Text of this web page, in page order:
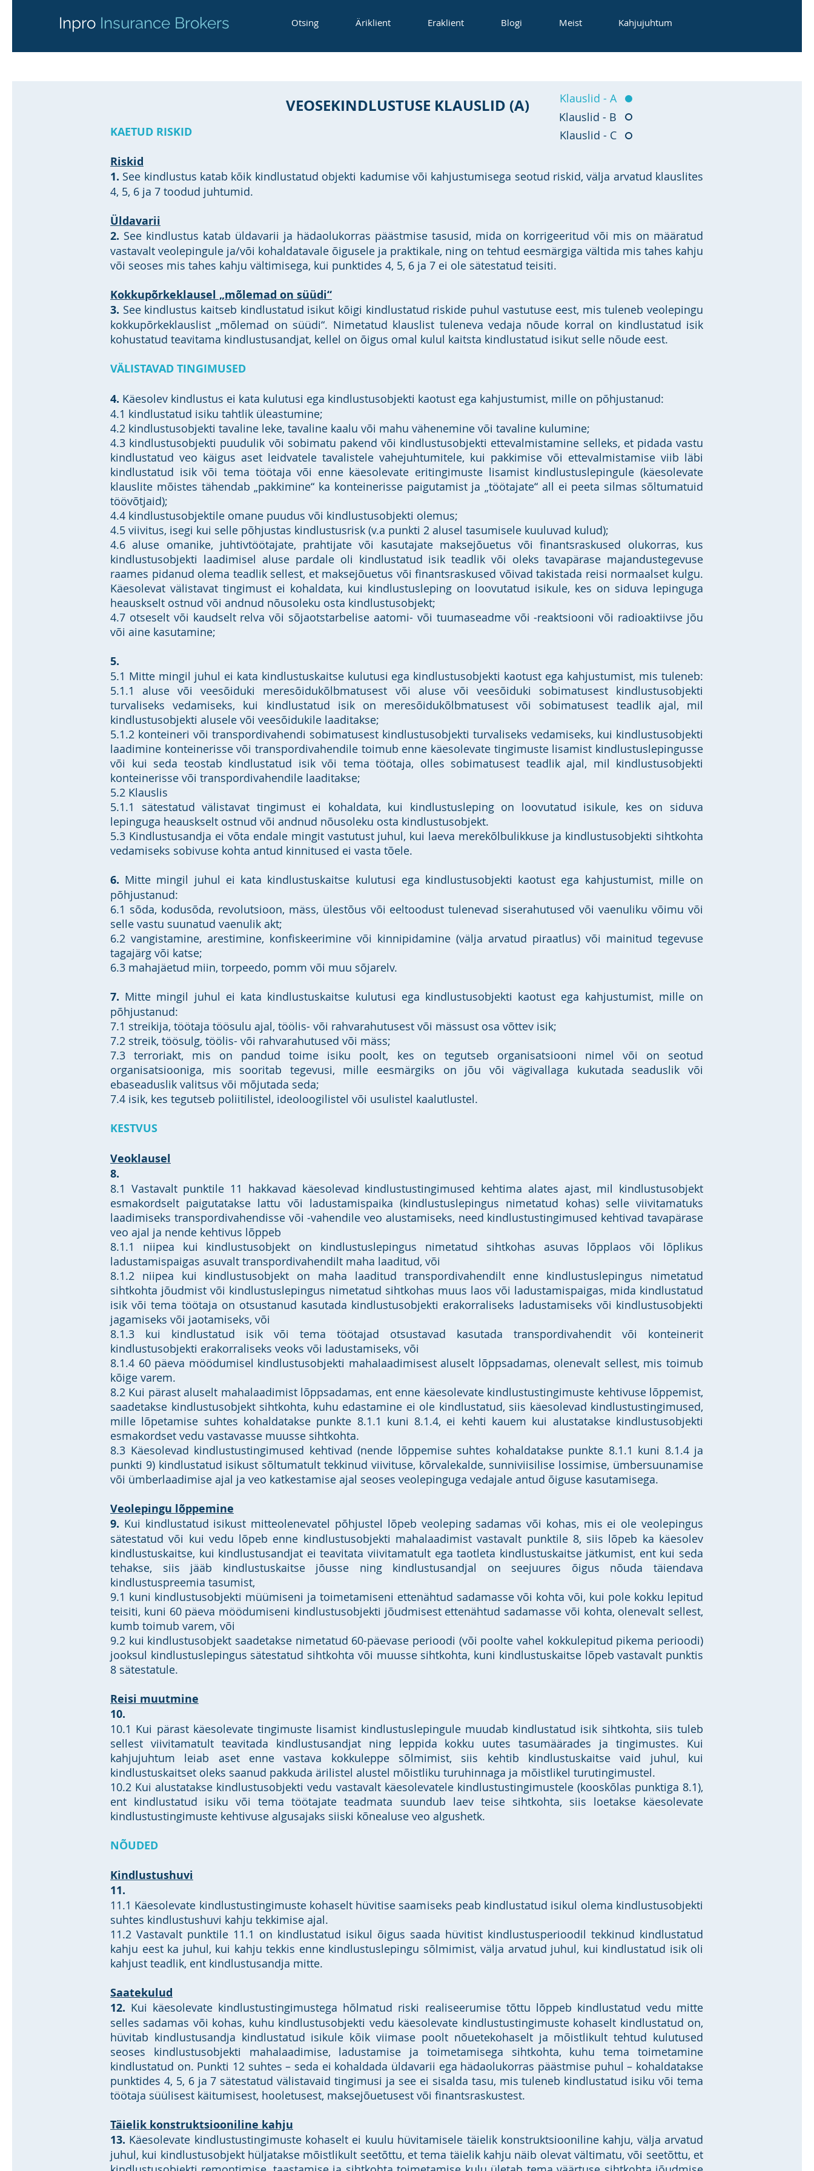
Inpro Insurance Brokers Otsing Äriklient Eraklient Blogi Meist Kahjujuhtum
Klauslid - A
Klauslid - B
Klauslid - C
VEOSEKINDLUSTUSE KLAUSLID (A)
KAETUD RISKID
Riskid
1. See kindlustus katab kõik kindlustatud objekti kadumise või kahjustumisega seotud riskid, välja arvatud klauslites
4, 5, 6 ja 7 toodud juhtumid.
Üldavarii
2. See kindlustus katab üldavarii ja hädaolukorras päästmise tasusid, mida on korrigeeritud või mis on määratud
vastavalt veolepingule ja/või kohaldatavale õigusele ja praktikale, ning on tehtud eesmärgiga vältida mis tahes kahju
või seoses mis tahes kahju vältimisega, kui punktides 4, 5, 6 ja 7 ei ole sätestatud teisiti.
Kokkupõrkeklausel „mõlemad on süüdi“
3. See kindlustus kaitseb kindlustatud isikut kõigi kindlustatud riskide puhul vastutuse eest, mis tuleneb veolepingu
kokkupõrkeklauslist „mõlemad on süüdi“. Nimetatud klauslist tuleneva vedaja nõude korral on kindlustatud isik
kohustatud teavitama kindlustusandjat, kellel on õigus omal kulul kaitsta kindlustatud isikut selle nõude eest.
VÄLISTAVAD TINGIMUSED
4. Käesolev kindlustus ei kata kulutusi ega kindlustusobjekti kaotust ega kahjustumist, mille on põhjustanud:
4.1 kindlustatud isiku tahtlik üleastumine;
4.2 kindlustusobjekti tavaline leke, tavaline kaalu või mahu vähenemine või tavaline kulumine;
4.3 kindlustusobjekti puudulik või sobimatu pakend või kindlustusobjekti ettevalmistamine selleks, et pidada vastu
kindlustatud veo käigus aset leidvatele tavalistele vahejuhtumitele, kui pakkimise või ettevalmistamise viib läbi
kindlustatud isik või tema töötaja või enne käesolevate eritingimuste lisamist kindlustuslepingule (käesolevate
klauslite mõistes tähendab „pakkimine“ ka konteinerisse paigutamist ja „töötajate“ all ei peeta silmas sõltumatuid
töövõtjaid);
4.4 kindlustusobjektile omane puudus või kindlustusobjekti olemus;
4.5 viivitus, isegi kui selle põhjustas kindlustusrisk (v.a punkti 2 alusel tasumisele kuuluvad kulud);
4.6 aluse omanike, juhtivtöötajate, prahtijate või kasutajate maksejõuetus või finantsraskused olukorras, kus
kindlustusobjekti laadimisel aluse pardale oli kindlustatud isik teadlik või oleks tavapärase majandustegevuse
raames pidanud olema teadlik sellest, et maksejõuetus või finantsraskused võivad takistada reisi normaalset kulgu.
Käesolevat välistavat tingimust ei kohaldata, kui kindlustusleping on loovutatud isikule, kes on siduva lepinguga
heauskselt ostnud või andnud nõusoleku osta kindlustusobjekt;
4.7 otseselt või kaudselt relva või sõjaotstarbelise aatomi- või tuumaseadme või -reaktsiooni või radioaktiivse jõu
või aine kasutamine;
5.
5.1 Mitte mingil juhul ei kata kindlustuskaitse kulutusi ega kindlustusobjekti kaotust ega kahjustumist, mis tuleneb:
5.1.1 aluse või veesõiduki meresõidukõlbmatusest või aluse või veesõiduki sobimatusest kindlustusobjekti
turvaliseks vedamiseks, kui kindlustatud isik on meresõidukõlbmatusest või sobimatusest teadlik ajal, mil
kindlustusobjekti alusele või veesõidukile laaditakse;
5.1.2 konteineri või transpordivahendi sobimatusest kindlustusobjekti turvaliseks vedamiseks, kui kindlustusobjekti
laadimine konteinerisse või transpordivahendile toimub enne käesolevate tingimuste lisamist kindlustuslepingusse
või kui seda teostab kindlustatud isik või tema töötaja, olles sobimatusest teadlik ajal, mil kindlustusobjekti
konteinerisse või transpordivahendile laaditakse;
5.2 Klauslis
5.1.1 sätestatud välistavat tingimust ei kohaldata, kui kindlustusleping on loovutatud isikule, kes on siduva
lepinguga heauskselt ostnud või andnud nõusoleku osta kindlustusobjekt.
5.3 Kindlustusandja ei võta endale mingit vastutust juhul, kui laeva merekõlbulikkuse ja kindlustusobjekti sihtkohta
vedamiseks sobivuse kohta antud kinnitused ei vasta tõele.
6. Mitte mingil juhul ei kata kindlustuskaitse kulutusi ega kindlustusobjekti kaotust ega kahjustumist, mille on
põhjustanud:
6.1 sõda, kodusõda, revolutsioon, mäss, ülestõus või eeltoodust tulenevad siserahutused või vaenuliku võimu või
selle vastu suunatud vaenulik akt;
6.2 vangistamine, arestimine, konfiskeerimine või kinnipidamine (välja arvatud piraatlus) või mainitud tegevuse
tagajärg või katse;
6.3 mahajäetud miin, torpeedo, pomm või muu sõjarelv.
7. Mitte mingil juhul ei kata kindlustuskaitse kulutusi ega kindlustusobjekti kaotust ega kahjustumist, mille on
põhjustanud:
7.1 streikija, töötaja töösulu ajal, töölis- või rahvarahutusest või mässust osa võttev isik;
7.2 streik, töösulg, töölis- või rahvarahutused või mäss;
7.3 terroriakt, mis on pandud toime isiku poolt, kes on tegutseb organisatsiooni nimel või on seotud
organisatsiooniga, mis sooritab tegevusi, mille eesmärgiks on jõu või vägivallaga kukutada seaduslik või
ebaseaduslik valitsus või mõjutada seda;
7.4 isik, kes tegutseb poliitilistel, ideoloogilistel või usulistel kaalutlustel.
KESTVUS
Veoklausel
8.
8.1 Vastavalt punktile 11 hakkavad käesolevad kindlustustingimused kehtima alates ajast, mil kindlustusobjekt
esmakordselt paigutatakse lattu või ladustamispaika (kindlustuslepingus nimetatud kohas) selle viivitamatuks
laadimiseks transpordivahendisse või -vahendile veo alustamiseks, need kindlustustingimused kehtivad tavapärase
veo ajal ja nende kehtivus lõppeb
8.1.1 niipea kui kindlustusobjekt on kindlustuslepingus nimetatud sihtkohas asuvas lõpplaos või lõplikus
ladustamispaigas asuvalt transpordivahendilt maha laaditud, või
8.1.2 niipea kui kindlustusobjekt on maha laaditud transpordivahendilt enne kindlustuslepingus nimetatud
sihtkohta jõudmist või kindlustuslepingus nimetatud sihtkohas muus laos või ladustamispaigas, mida kindlustatud
isik või tema töötaja on otsustanud kasutada kindlustusobjekti erakorraliseks ladustamiseks või kindlustusobjekti
jagamiseks või jaotamiseks, või
8.1.3 kui kindlustatud isik või tema töötajad otsustavad kasutada transpordivahendit või konteinerit
kindlustusobjekti erakorraliseks veoks või ladustamiseks, või
8.1.4 60 päeva möödumisel kindlustusobjekti mahalaadimisest aluselt lõppsadamas, olenevalt sellest, mis toimub
kõige varem.
8.2 Kui pärast aluselt mahalaadimist lõppsadamas, ent enne käesolevate kindlustustingimuste kehtivuse lõppemist,
saadetakse kindlustusobjekt sihtkohta, kuhu edastamine ei ole kindlustatud, siis käesolevad kindlustustingimused,
mille lõpetamise suhtes kohaldatakse punkte 8.1.1 kuni 8.1.4, ei kehti kauem kui alustatakse kindlustusobjekti
esmakordset vedu vastavasse muusse sihtkohta.
8.3 Käesolevad kindlustustingimused kehtivad (nende lõppemise suhtes kohaldatakse punkte 8.1.1 kuni 8.1.4 ja
punkti 9) kindlustatud isikust sõltumatult tekkinud viivituse, kõrvalekalde, sunniviisilise lossimise, ümbersuunamise
või ümberlaadimise ajal ja veo katkestamise ajal seoses veolepinguga vedajale antud õiguse kasutamisega.
Veolepingu lõppemine
9. Kui kindlustatud isikust mitteolenevatel põhjustel lõpeb veoleping sadamas või kohas, mis ei ole veolepingus
sätestatud või kui vedu lõpeb enne kindlustusobjekti mahalaadimist vastavalt punktile 8, siis lõpeb ka käesolev
kindlustuskaitse, kui kindlustusandjat ei teavitata viivitamatult ega taotleta kindlustuskaitse jätkumist, ent kui seda
tehakse, siis jääb kindlustuskaitse jõusse ning kindlustusandjal on seejuures õigus nõuda täiendava
kindlustuspreemia tasumist,
9.1 kuni kindlustusobjekti müümiseni ja toimetamiseni ettenähtud sadamasse või kohta või, kui pole kokku lepitud
teisiti, kuni 60 päeva möödumiseni kindlustusobjekti jõudmisest ettenähtud sadamasse või kohta, olenevalt sellest,
kumb toimub varem, või
9.2 kui kindlustusobjekt saadetakse nimetatud 60-päevase perioodi (või poolte vahel kokkulepitud pikema perioodi)
jooksul kindlustuslepingus sätestatud sihtkohta või muusse sihtkohta, kuni kindlustuskaitse lõpeb vastavalt punktis
8 sätestatule.
Reisi muutmine
10.
10.1 Kui pärast käesolevate tingimuste lisamist kindlustuslepingule muudab kindlustatud isik sihtkohta, siis tuleb
sellest viivitamatult teavitada kindlustusandjat ning leppida kokku uutes tasumäärades ja tingimustes. Kui
kahjujuhtum leiab aset enne vastava kokkuleppe sõlmimist, siis kehtib kindlustuskaitse vaid juhul, kui
kindlustuskaitset oleks saanud pakkuda ärilistel alustel mõistliku turuhinnaga ja mõistlikel turutingimustel.
10.2 Kui alustatakse kindlustusobjekti vedu vastavalt käesolevatele kindlustustingimustele (kooskõlas punktiga 8.1),
ent kindlustatud isiku või tema töötajate teadmata suundub laev teise sihtkohta, siis loetakse käesolevate
kindlustustingimuste kehtivuse algusajaks siiski kõnealuse veo algushetk.
NÕUDED
Kindlustushuvi
11.
11.1 Käesolevate kindlustustingimuste kohaselt hüvitise saamiseks peab kindlustatud isikul olema kindlustusobjekti
suhtes kindlustushuvi kahju tekkimise ajal.
11.2 Vastavalt punktile 11.1 on kindlustatud isikul õigus saada hüvitist kindlustusperioodil tekkinud kindlustatud
kahju eest ka juhul, kui kahju tekkis enne kindlustuslepingu sõlmimist, välja arvatud juhul, kui kindlustatud isik oli
kahjust teadlik, ent kindlustusandja mitte.
Saatekulud
12. Kui käesolevate kindlustustingimustega hõlmatud riski realiseerumise tõttu lõppeb kindlustatud vedu mitte
selles sadamas või kohas, kuhu kindlustusobjekti vedu käesolevate kindlustustingimuste kohaselt kindlustatud on,
hüvitab kindlustusandja kindlustatud isikule kõik viimase poolt nõuetekohaselt ja mõistlikult tehtud kulutused
seoses kindlustusobjekti mahalaadimise, ladustamise ja toimetamisega sihtkohta, kuhu tema toimetamine
kindlustatud on. Punkti 12 suhtes – seda ei kohaldada üldavarii ega hädaolukorras päästmise puhul – kohaldatakse
punktides 4, 5, 6 ja 7 sätestatud välistavaid tingimusi ja see ei sisalda tasu, mis tuleneb kindlustatud isiku või tema
töötaja süülisest käitumisest, hooletusest, maksejõuetusest või finantsraskustest.
Täielik konstruktsiooniline kahju
13. Käesolevate kindlustustingimuste kohaselt ei kuulu hüvitamisele täielik konstruktsiooniline kahju, välja arvatud
juhul, kui kindlustusobjekt hüljatakse mõistlikult seetõttu, et tema täielik kahju näib olevat vältimatu, või seetõttu, et